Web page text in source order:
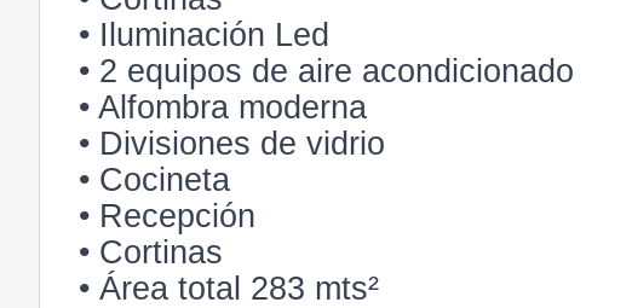
• Iluminación Led
• 2 equipos de aire acondicionado
• Alfombra moderna
• Divisiones de vidrio
• Cocineta
• Recepción
• Cortinas
• Área total 283 mts²